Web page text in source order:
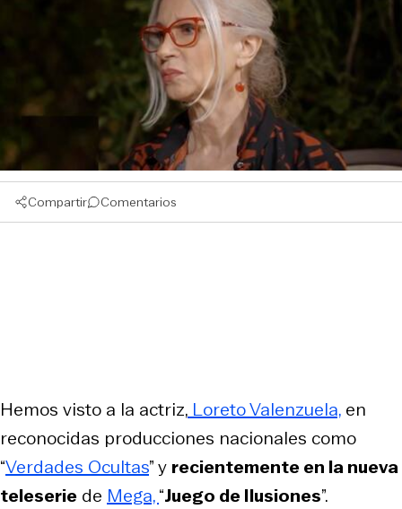
Compartir Comentarios
Hemos visto a la actriz, Loreto Valenzuela, en
reconocidas producciones nacionales como
“Verdades Ocultas” y recientemente en la nueva
teleserie de Mega,“Juego de Ilusiones”.